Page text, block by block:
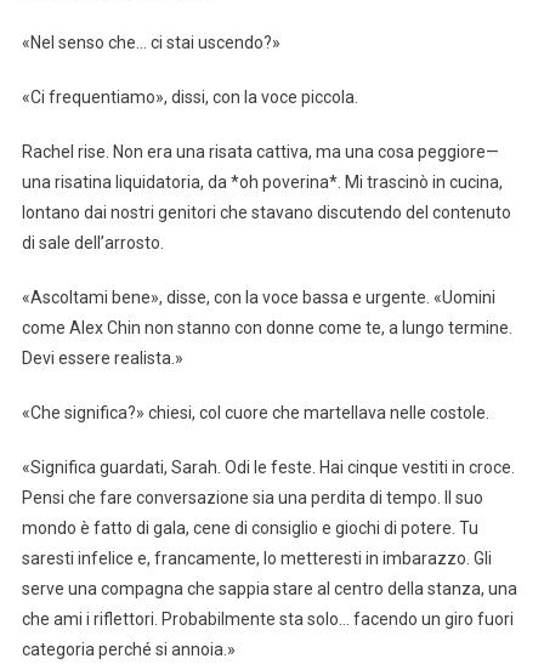
«Nel senso che… ci stai uscendo?»
«Ci frequentiamo», dissi, con la voce piccola.
Rachel rise. Non era una risata cattiva, ma una cosa peggiore—
una risatina liquidatoria, da *oh poverina*. Mi trascinò in cucina,
lontano dai nostri genitori che stavano discutendo del contenuto
di sale dell’arrosto.
«Ascoltami bene», disse, con la voce bassa e urgente. «Uomini
come Alex Chin non stanno con donne come te, a lungo termine.
Devi essere realista.»
«Che significa?» chiesi, col cuore che martellava nelle costole.
«Significa guardati, Sarah. Odi le feste. Hai cinque vestiti in croce.
Pensi che fare conversazione sia una perdita di tempo. Il suo
mondo è fatto di gala, cene di consiglio e giochi di potere. Tu
saresti infelice e, francamente, lo metteresti in imbarazzo. Gli
serve una compagna che sappia stare al centro della stanza, una
che ami i riflettori. Probabilmente sta solo… facendo un giro fuori
categoria perché si annoia.»